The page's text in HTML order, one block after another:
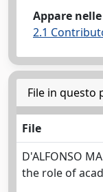
Appare
2.1
File in questo
File
D'ALFONSO
the role of